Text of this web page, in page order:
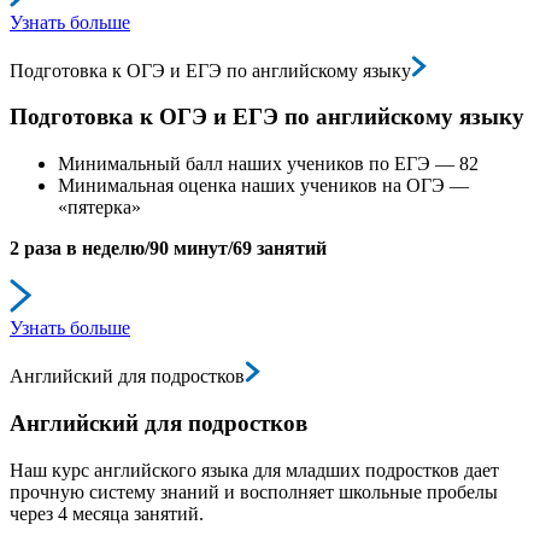
Узнать больше
Подготовка к ОГЭ и ЕГЭ по английскому языку
Подготовка к ОГЭ и ЕГЭ по английскому языку
Минимальный балл наших учеников по ЕГЭ — 82
Минимальная оценка наших учеников на ОГЭ —
«пятерка»
2 раза в неделю/90 минут/69 занятий
Узнать больше
Английский для подростков
Английский для подростков
Наш курс английского языка для младших подростков дает
прочную систему знаний и восполняет школьные пробелы
через 4 месяца занятий.